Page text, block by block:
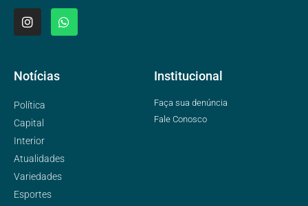
Notícias
Política
Capital
Interior
Atualidades
Variedades
Esportes
Institucional
Faça sua denúncia
Fale Conosco